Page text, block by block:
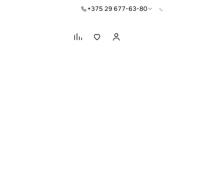
+375 29 677-63-80